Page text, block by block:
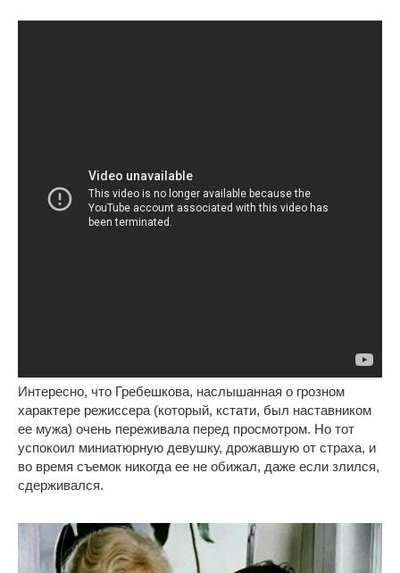
Интересно, что Гребешкова, наслышанная о грозном
характере режиссера (который, кстати, был наставником
ее мужа) очень переживала перед просмотром. Но тот
успокоил миниатюрную девушку, дрожавшую от страха, и
во время съемок никогда ее не обижал, даже если злился,
сдерживался.